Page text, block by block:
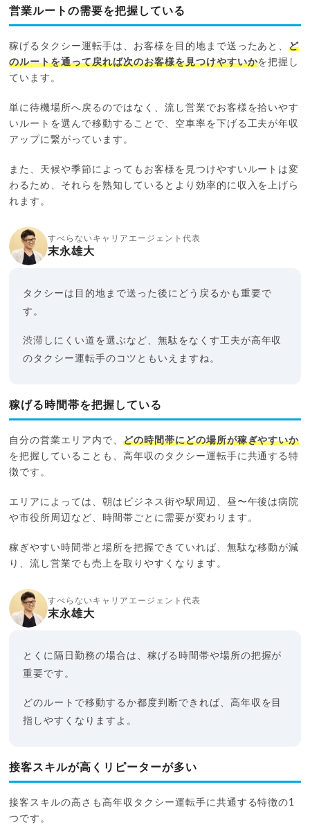
営業ルートの需要を把握している
稼げるタクシー運転手は、お客様を目的地まで送ったあと、ど
のルートを通って戻れば次のお客様を見つけやすいかを把握し
ています。
単に待機場所へ戻るのではなく、流し営業でお客様を拾いやす
いルートを選んで移動することで、空車率を下げる工夫が年収
アップに繋がっています。
また、天候や季節によってもお客様を見つけやすいルートは変
わるため、それらを熟知しているとより効率的に収入を上げら
れます。
すべらないキャリアエージェント代表
末永雄大
タクシーは目的地まで送った後にどう戻るかも重要で
す。
渋滞しにくい道を選ぶなど、無駄をなくす工夫が高年収
のタクシー運転手のコツともいえますね。
稼げる時間帯を把握している
自分の営業エリア内で、 どの時間帯にどの場所が稼ぎやすいか
を把握していることも、高年収のタクシー運転手に共通する特
徴です。
エリアによっては、朝はビジネス街や駅周辺、昼〜午後は病院
や市役所周辺など、時間帯ごとに需要が変わります。
稼ぎやすい時間帯と場所を把握できていれば、無駄な移動が減
り、流し営業でも売上を取りやすくなります。
すべらないキャリアエージェント代表
末永雄大
とくに隔日勤務の場合は、稼げる時間帯や場所の把握が
重要です。
どのルートで移動するか都度判断できれば、高年収を目
指しやすくなりますよ。
接客スキルが高くリピーターが多い
接客スキルの高さも高年収タクシー運転手に共通する特徴の1
つです。